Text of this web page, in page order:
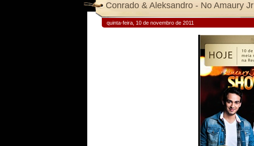
Conrado & Aleksandro - No Amaury Jr
quinta-feira, 10 de novembro de 2011